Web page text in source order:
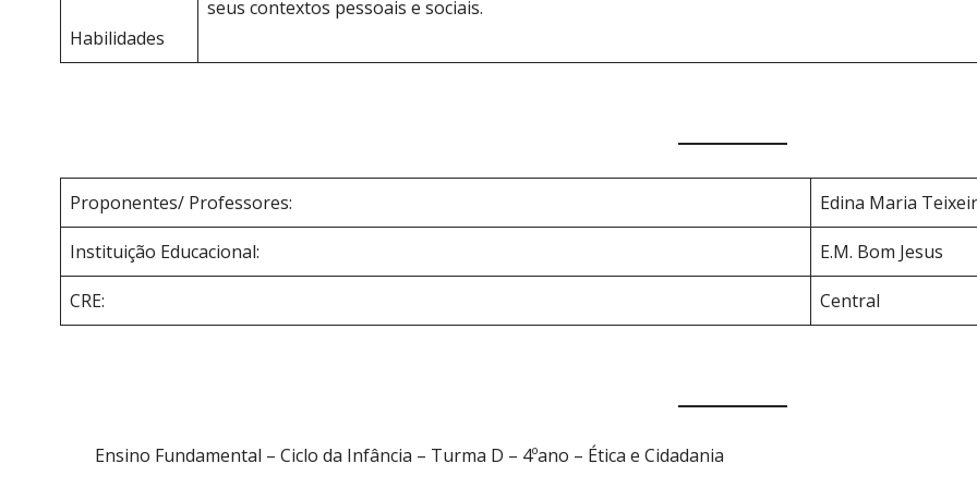
Habilidades
seus contextos pessoais e sociais.
Proponentes/ Professores: Edina Maria
Instituição Educacional: E.M. Bom Jesus
CRE: Central
Ensino Fundamental – Ciclo da Infância – Turma D – 4ºano – Ética e Cidadania